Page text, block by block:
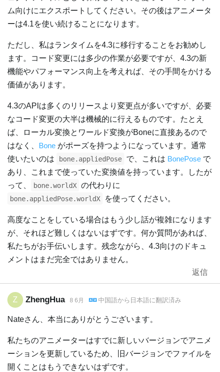
ム向けにエクスポートしてください。その後はアニメータ
ーは4.1を使い続けることになります。
ただし、私はランタイムを4.3に移行することをお勧めし
ます。コード変更には多少の作業が必要ですが、4.3の新
機能やパフォーマンス向上を考えれば、その手間をかける
価値があります。
4.3のAPIは多くのリリースより変更点が多いですが、必要
なコード変更の大半は機械的に行えるものです。たとえ
ば、ローカル変換とワールド変換がBoneに直接あるので
はなく、 Bone がポーズを持つようになっています。通常
使いたいのは
bone.appliedPose で、これは BonePose で
あり、これまで使っていた変換値を持っています。したが
って、
bone.worldX の代わりに
bone.appliedPose.worldX を使ってください。
高度なことをしている場合はもう少し話が複雑になります
が、それほど難しくはないはずです。何か質問があれば、
私たちがお手伝いします。残念ながら、4.3向けのドキュ
メントはまだ完全ではありません。
返信
Z ZhengHua 8 6月 中国語から 日本語に翻訳済み
Nateさん、本当にありがとうございます。
私たちのアニメーターはすでに新しいバージョンでアニメ
ーションを更新しているため、旧バージョンでファイルを
開くことはもうできないはずです。